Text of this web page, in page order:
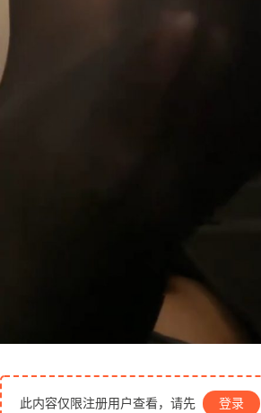
此内容仅限注册用户查看，请先 登录